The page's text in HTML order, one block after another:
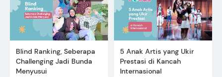
Blind Ranking, Seberapa
Challenging Jadi Bunda
Menyusui
5 Anak Artis yang Ukir
Prestasi di Kancah
Internasional